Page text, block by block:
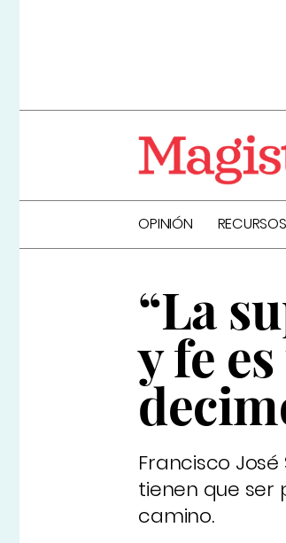
OPINIÓN RECURSOS
“La
y fe
Francisco
tienen que ser
camino.